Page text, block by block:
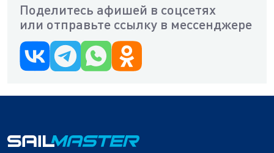
Поделитесь афишей в соцсетях
или отправьте ссылку в мессенджере